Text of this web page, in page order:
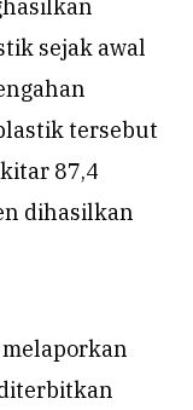
sejak awal
tersebut
87,4
dihasilkan